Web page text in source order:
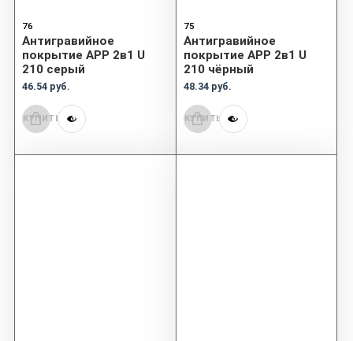
76
Антигравийное
покрытие APP 2в1 U
210 серый
46.54 руб.
КУПИТЬ
75
Антигравийное
покрытие APP 2в1 U
210 чёрный
48.34 руб.
КУПИТЬ